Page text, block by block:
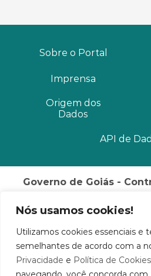
Nós usamos cookies!
Utilizamos cookies essenciais e
semelhantes de acordo com a
Privacidade e Política de Cookies
Sobre o Portal
Imprensa
Origem dos
Dados
API de
Governo de Goiás -
Palácio Pedro Ludovico
Setor Sul Goiânia / GO
© 2020 - 2026